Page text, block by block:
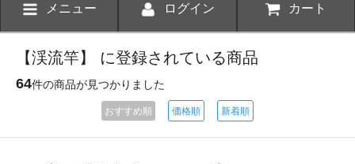
メニュー ログイン カート
【渓流竿】 に登録されている商品
64件の商品が見つかりました
おすすめ順 価格順 新着順